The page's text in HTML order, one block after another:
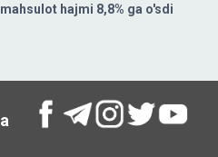
hajmi 8,8% ga o'sdi